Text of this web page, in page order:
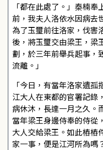
「都在此處了。」秦楠
前，我夫人洛依水因病去
為了玉璽前往洛家，伐害
後，將玉璽交由梁王，梁
劃，於三年前舉兵起事，
流離。」
「今日，有當年洛家遺
江大人在東都的官署記錄
病休沐，長達一月之久。
當年梁王身邊侍奉的侍從
大人交給梁王。如此樁樁
家一事，便是江河所為嗎